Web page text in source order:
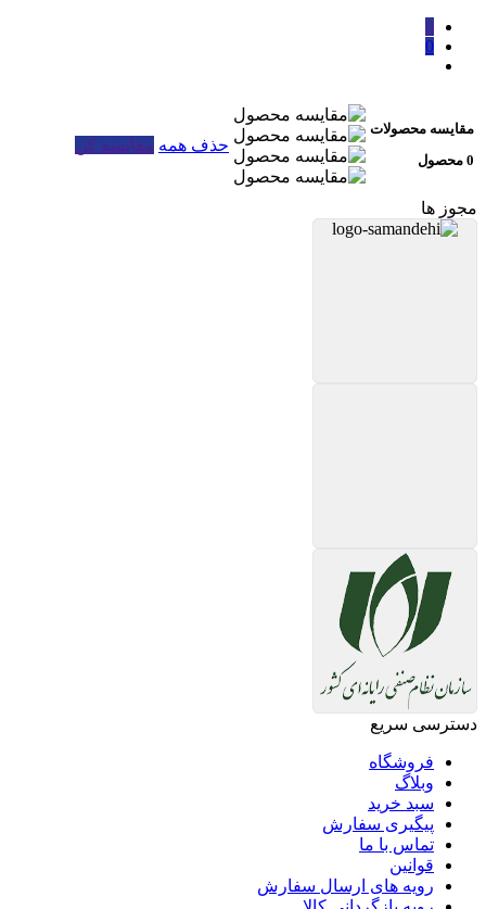
0
0
مقایسه محصولات
0 محصول
حذف همه مقایسه کن
مجوز ها
دسترسی سریع
فروشگاه
وبلاگ
سبد خرید
پیگیری سفارش
تماس با ما
قوانین
رویه های ارسال سفارش